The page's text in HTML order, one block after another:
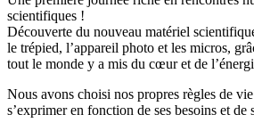
scientifiques !
Découverte du nouveau matériel
le trépied, l’appareil photo et les micros,
tout le monde y a mis du cœur et de
Nous avons choisi nos propres règles de
s’exprimer en fonction de ses besoins et de